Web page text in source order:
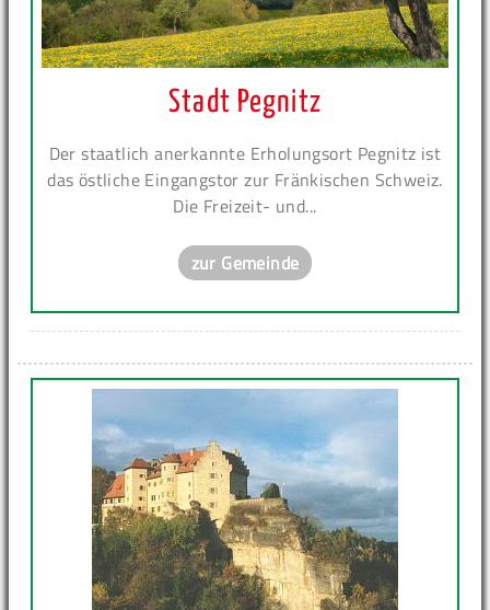
Stadt Pegnitz
Der staatlich anerkannte Erholungsort Pegnitz ist
das östliche Eingangstor zur Fränkischen Schweiz.
Die Freizeit- und...
zur Gemeinde